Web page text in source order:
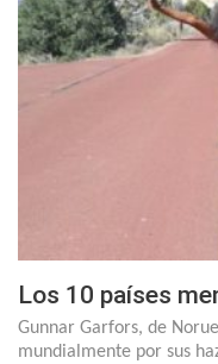
Los 10 países
Gunnar Garfors, de
mundialmente por sus